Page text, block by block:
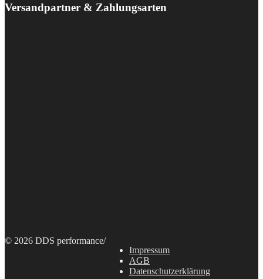
Versandpartner & Zahlungsarten
© 2026 DDS performance/
Impressum
AGB
Datenschutzerklärung